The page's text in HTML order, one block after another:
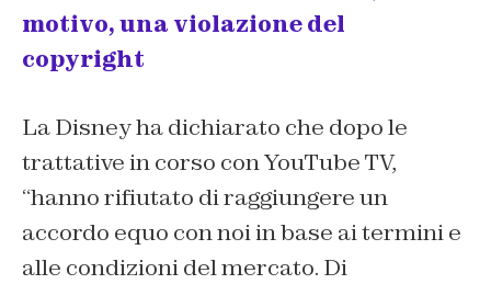
motivo, una violazione del
copyright
La Disney ha dichiarato che dopo le
trattative in corso con YouTube TV,
“hanno rifiutato di raggiungere un
accordo equo con noi in base ai termini e
alle condizioni del mercato. Di